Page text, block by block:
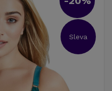
Sleva